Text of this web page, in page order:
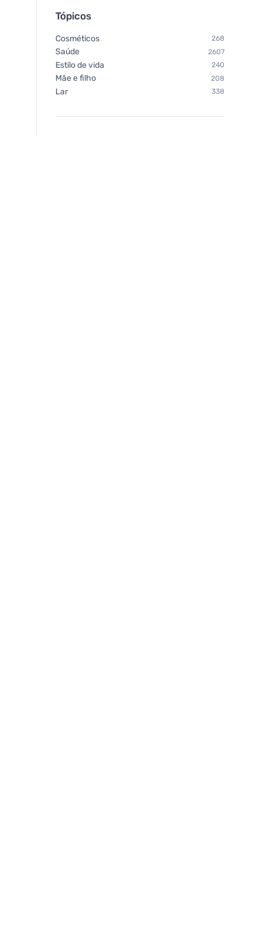
Tópicos
Cosméticos 268
Saúde 2607
Estilo de vida 240
Mãe e filho 208
Lar 338